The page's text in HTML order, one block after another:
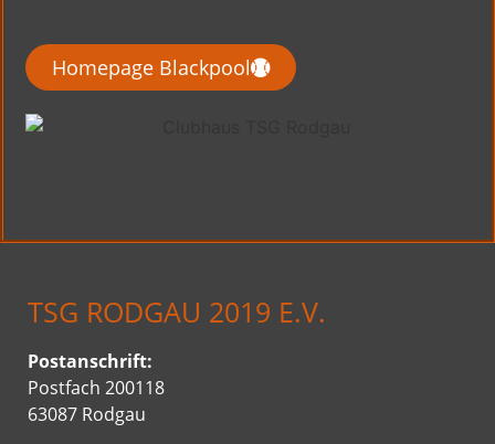
Homepage Blackpool
TSG RODGAU 2019 E.V.
Postanschrift:
Postfach 200118
63087 Rodgau